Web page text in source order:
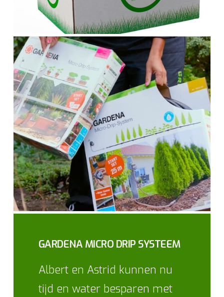
GARDENA MICRO DRIP SYSTEEM
Albert en Astrid kunnen nu
tijd en water besparen met